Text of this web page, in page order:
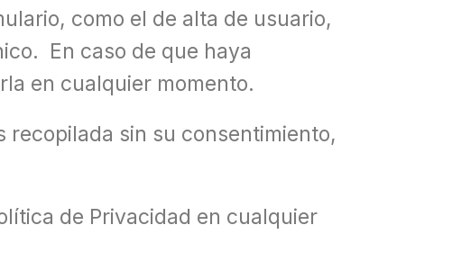
como el de alta de usuario,
En caso de que haya
en cualquier momento.
recopilada sin su consentimiento,
de Privacidad en cualquier